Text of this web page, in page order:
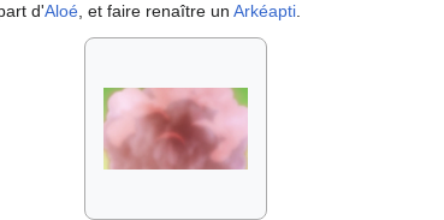
d'Aloé , et faire renaître un Arkéapti